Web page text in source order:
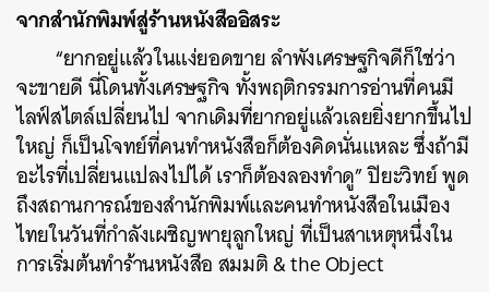
จากสำนักพิมพ์สู่ร้านหนังสืออิสระ
“ยากอยู่แล้วในแง่ยอดขาย ลำพังเศรษฐกิจดีก็ใช่ว่า
จะขายดี นี่โดนทั้งเศรษฐกิจ ทั้งพฤติกรรมการอ่านที่คนมี
ไลฟ์สไตล์เปลี่ยนไป จากเดิมที่ยากอยู่แล้วเลยยิ่งยากขึ้นไป
ใหญ่ ก็เป็นโจทย์ที่คนทำหนังสือก็ต้องคิดนั่นแหละ ซึ่งถ้ามี
อะไรที่เปลี่ยนแปลงไปได้ เราก็ต้องลองทำดู” ปิยะวิทย์ พูด
ถึงสถานการณ์ของสำนักพิมพ์และคนทำหนังสือในเมือง
ไทยในวันที่กำลังเผชิญพายุลูกใหญ่ ที่เป็นสาเหตุหนึ่งใน
การเริ่มต้นทำร้านหนังสือ สมมติ & the Object